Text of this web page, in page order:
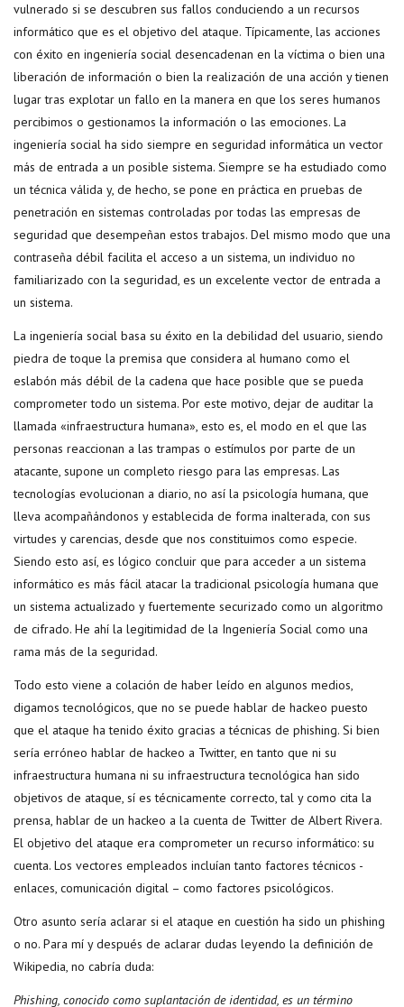
vulnerado si se descubren sus fallos conduciendo a un recursos
informático que es el objetivo del ataque. Típicamente, las acciones
con éxito en ingeniería social desencadenan en la víctima o bien una
liberación de información o bien la realización de una acción y tienen
lugar tras explotar un fallo en la manera en que los seres humanos
percibimos o gestionamos la información o las emociones. La
ingeniería social ha sido siempre en seguridad informática un vector
más de entrada a un posible sistema. Siempre se ha estudiado como
un técnica válida y, de hecho, se pone en práctica en pruebas de
penetración en sistemas controladas por todas las empresas de
seguridad que desempeñan estos trabajos. Del mismo modo que una
contraseña débil facilita el acceso a un sistema, un individuo no
familiarizado con la seguridad, es un excelente vector de entrada a
un sistema.
La ingeniería social basa su éxito en la debilidad del usuario, siendo
piedra de toque la premisa que considera al humano como el
eslabón más débil de la cadena que hace posible que se pueda
comprometer todo un sistema. Por este motivo, dejar de auditar la
llamada «infraestructura humana», esto es, el modo en el que las
personas reaccionan a las trampas o estímulos por parte de un
atacante, supone un completo riesgo para las empresas. Las
tecnologías evolucionan a diario, no así la psicología humana, que
lleva acompañándonos y establecida de forma inalterada, con sus
virtudes y carencias, desde que nos constituimos como especie.
Siendo esto así, es lógico concluir que para acceder a un sistema
informático es más fácil atacar la tradicional psicología humana que
un sistema actualizado y fuertemente securizado como un algoritmo
de cifrado. He ahí la legitimidad de la Ingeniería Social como una
rama más de la seguridad.
Todo esto viene a colación de haber leído en algunos medios,
digamos tecnológicos, que no se puede hablar de hackeo puesto
que el ataque ha tenido éxito gracias a técnicas de phishing. Si bien
sería erróneo hablar de hackeo a Twitter, en tanto que ni su
infraestructura humana ni su infraestructura tecnológica han sido
objetivos de ataque, sí es técnicamente correcto, tal y como cita la
prensa, hablar de un hackeo a la cuenta de Twitter de Albert Rivera.
El objetivo del ataque era comprometer un recurso informático: su
cuenta. Los vectores empleados incluían tanto factores técnicos -
enlaces, comunicación digital – como factores psicológicos.
Otro asunto sería aclarar si el ataque en cuestión ha sido un phishing
o no. Para mí y después de aclarar dudas leyendo la definición de
Wikipedia, no cabría duda:
Phishing, conocido como suplantación de identidad, es un término